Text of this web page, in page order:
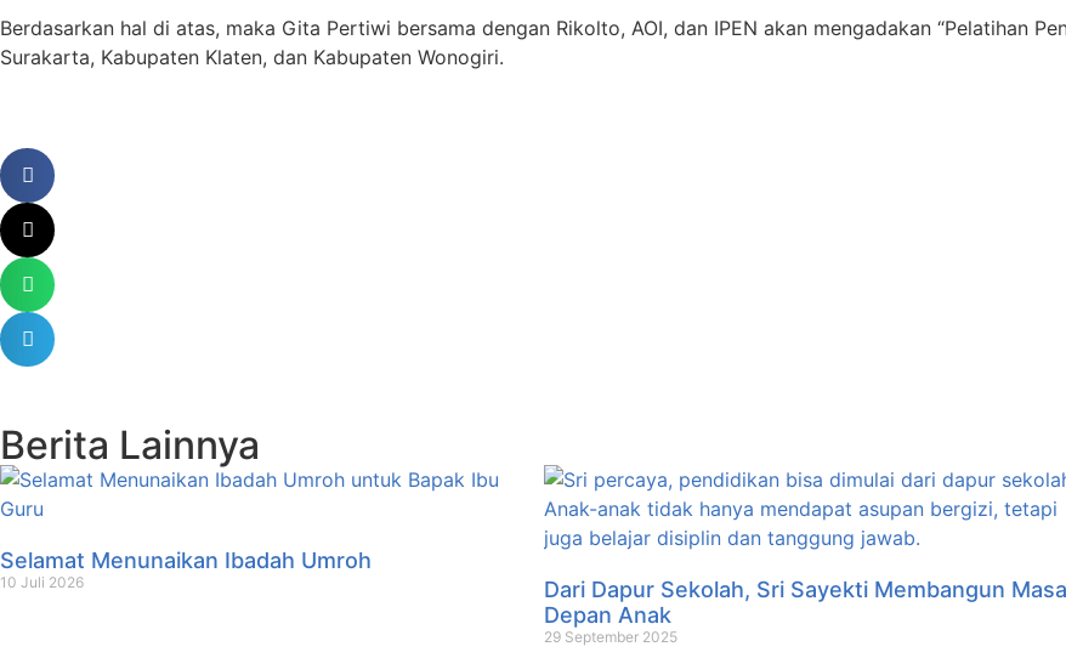
Berdasarkan hal di atas, maka Gita Pertiwi bersama dengan Rikolto, AOI, dan IPEN akan mengadakan “Pelatihan
Surakarta, Kabupaten Klaten, dan Kabupaten Wonogiri.
Berita Lainnya
Selamat Menunaikan Ibadah Umroh
10 Juli 2026
Dari Dapur Sekolah, Sri Sayekti Membangun Masa
Depan Anak
29 September 2025